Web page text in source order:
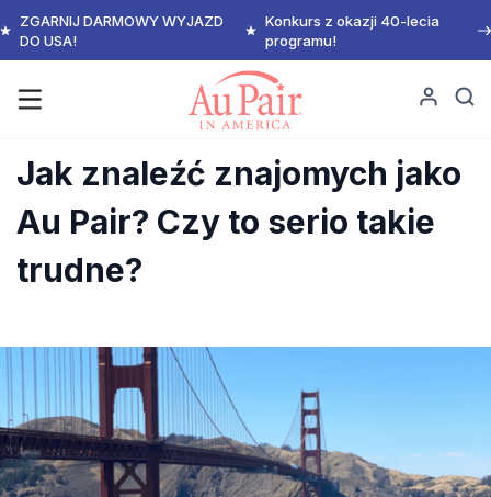
ZGARNIJ DARMOWY WYJAZD
DO USA!
Konkurs z okazji 40-lecia
programu!
Jak znaleźć znajomych jako
Au Pair? Czy to serio takie
trudne?